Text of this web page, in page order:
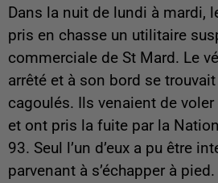
Dans la nuit de lundi à mardi,
pris en chasse un utilitaire
commerciale de St Mard. Le
arrêté et à son bord se
cagoulés. Ils venaient de
et ont pris la fuite par la
93. Seul l’un d’eux a pu être
parvenant à s’échapper à